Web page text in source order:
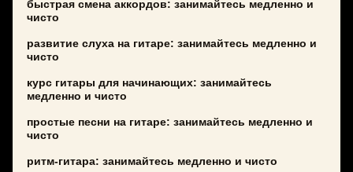
быстрая смена аккордов: занимайтесь медленно и
чисто
развитие слуха на гитаре: занимайтесь медленно и
чисто
курс гитары для начинающих: занимайтесь
медленно и чисто
простые песни на гитаре: занимайтесь медленно и
чисто
ритм-гитара: занимайтесь медленно и чисто